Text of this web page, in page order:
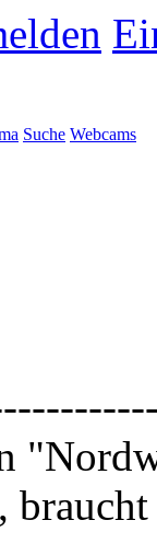
Suche Webcams